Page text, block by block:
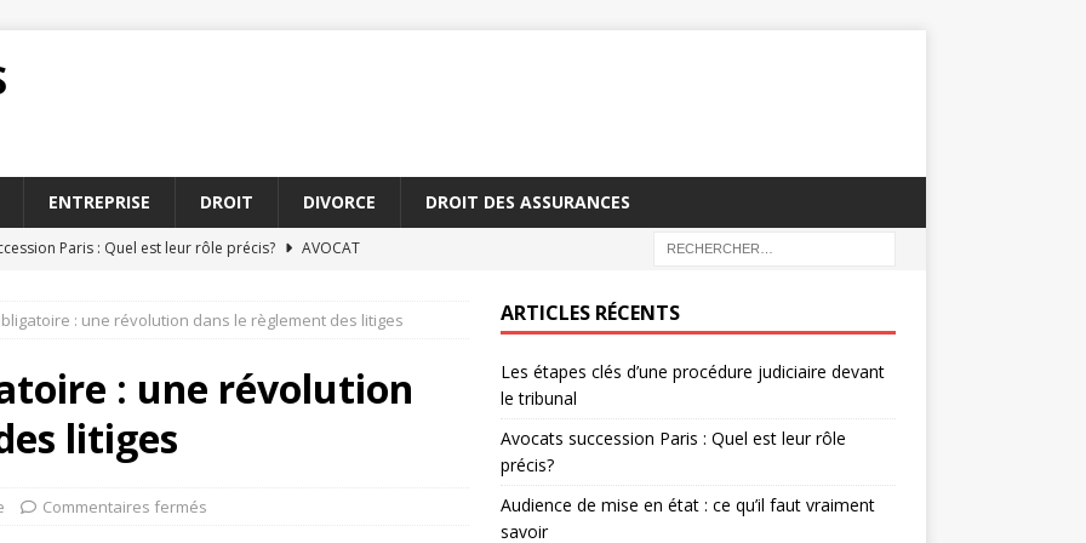
ENTREPRISE DROIT DIVORCE DROIT DES ASSURANCES
Paris : Quel est leur rôle précis?
AVOCAT
forfaitaire : aspects légaux à connaître en 2026
DROIT
Paris : De quelle assistance avez-vous besoin
d’une procédure judiciaire devant le tribunal
: une révolution dans le règlement des litiges
: une révolution
litiges
Commentaires fermés
ARTICLES RÉCENTS
Les étapes clés d’une procédure judiciaire devant
le tribunal
Avocats succession Paris : Quel est leur rôle
précis?
Audience de mise en état : ce qu’il faut vraiment
savoir